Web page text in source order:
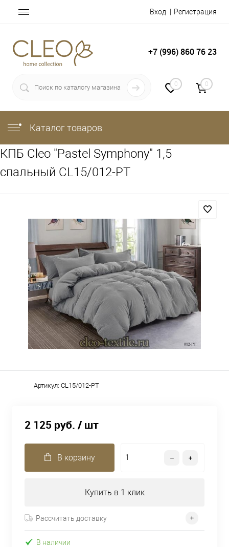
Вход Регистрация
+7 (996) 860 76 23
0 0
Каталог товаров
КПБ Cleo "Pastel Symphony" 1,5
спальный CL15/012-PT
Артикул: CL15/012-PT
2 125 руб. / шт
В корзину
Купить в 1 клик
Рассчитать доставку
В наличии